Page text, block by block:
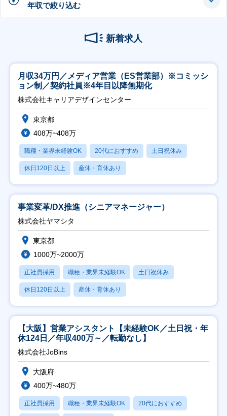
年収で絞り込む
新着求人
月収34万円／メディア営業（ES営業部）※コミッシ
ョン制／契約社員※4年目以降無期化
株式会社キャリアデザインセンター
東京都
408万~408万
職種・業界未経験OK 20代におすすめ 土日祝休み
休日120日以上 産休・育休あり
事業変革/DX推進（シニアマネージャー）
株式会社ヤマシタ
東京都
1000万~2000万
正社員採用 職種・業界未経験OK 土日祝休み
休日120日以上 産休・育休あり
【大阪】営業アシスタント【未経験OK／土日祝・年
休124日／年収400万～／転勤なし】
株式会社JoBins
大阪府
400万~480万
正社員採用 職種・業界未経験OK 20代におすすめ